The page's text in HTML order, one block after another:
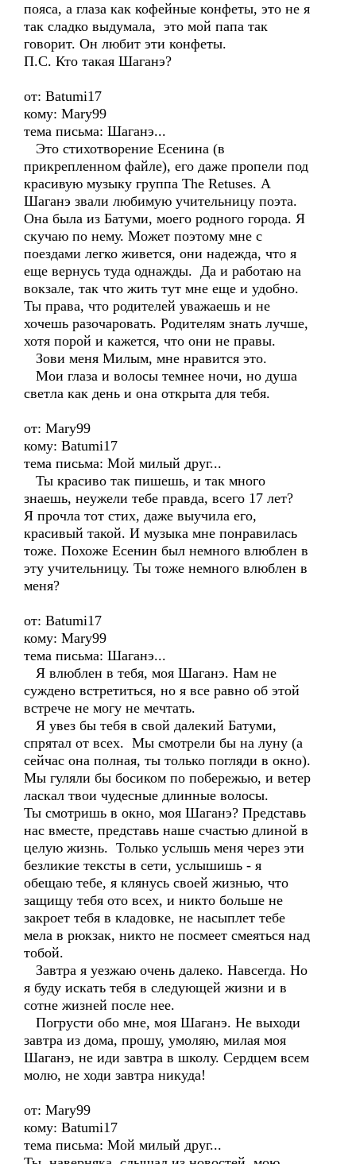
пояса, а глаза как кофейные конфеты, это не я
так сладко выдумала, это мой папа так
говорит. Он любит эти конфеты.
П.С. Кто такая Шаганэ?
от: Batumi17
кому: Mary99
тема письма: Шаганэ...
Это стихотворение Есенина (в
прикрепленном файле), его даже пропели под
красивую музыку группа The Retuses. А
Шаганэ звали любимую учительницу поэта.
Она была из Батуми, моего родного города. Я
скучаю по нему. Может поэтому мне с
поездами легко живется, они надежда, что я
еще вернусь туда однажды. Да и работаю на
вокзале, так что жить тут мне еще и удобно.
Ты права, что родителей уважаешь и не
хочешь разочаровать. Родителям знать лучше,
хотя порой и кажется, что они не правы.
Зови меня Милым, мне нравится это.
Мои глаза и волосы темнее ночи, но душа
светла как день и она открыта для тебя.
от: Mary99
кому: Batumi17
тема письма: Мой милый друг...
Ты красиво так пишешь, и так много
знаешь, неужели тебе правда, всего 17 лет?
Я прочла тот стих, даже выучила его,
красивый такой. И музыка мне понравилась
тоже. Похоже Есенин был немного влюблен в
эту учительницу. Ты тоже немного влюблен в
меня?
от: Batumi17
кому: Mary99
тема письма: Шаганэ...
Я влюблен в тебя, моя Шаганэ. Нам не
суждено встретиться, но я все равно об этой
встрече не могу не мечтать.
Я увез бы тебя в свой далекий Батуми,
спрятал от всех. Мы смотрели бы на луну (а
сейчас она полная, ты только погляди в окно).
Мы гуляли бы босиком по побережью, и ветер
ласкал твои чудесные длинные волосы.
Ты смотришь в окно, моя Шаганэ? Представь
нас вместе, представь наше счастью длиной в
целую жизнь. Только услышь меня через эти
безликие тексты в сети, услышишь - я
обещаю тебе, я клянусь своей жизнью, что
защищу тебя ото всех, и никто больше не
закроет тебя в кладовке, не насыплет тебе
мела в рюкзак, никто не посмеет смеяться над
тобой.
Завтра я уезжаю очень далеко. Навсегда. Но
я буду искать тебя в следующей жизни и в
сотне жизней после нее.
Погрусти обо мне, моя Шаганэ. Не выходи
завтра из дома, прошу, умоляю, милая моя
Шаганэ, не иди завтра в школу. Сердцем всем
молю, не ходи завтра никуда!
от: Mary99
кому: Batumi17
тема письма: Мой милый друг...